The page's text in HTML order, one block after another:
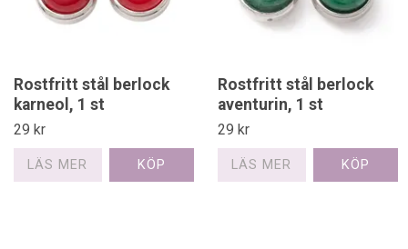
Rostfritt stål berlock
karneol, 1 st
29 kr
LÄS MER
Rostfritt stål berlock
aventurin, 1 st
29 kr
LÄS MER